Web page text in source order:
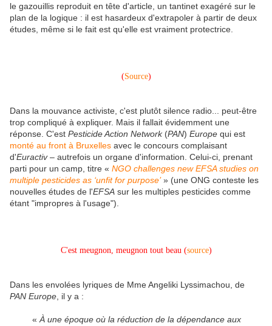
le gazouillis reproduit en tête d'article, un tantinet exagéré sur le
plan de la logique : il est hasardeux d'extrapoler à partir de deux
études, même si le fait est qu'elle est vraiment protectrice.
(Source)
Dans la mouvance activiste, c'est plutôt silence radio... peut-être
trop compliqué à expliquer. Mais il fallait évidemment une
réponse. C'est Pesticide Action Network (PAN) Europe qui est
monté au front à Bruxelles avec le concours complaisant
d'Euractiv– autrefois un organe d'information. Celui-ci, prenant
parti pour un camp, titre « NGO challenges new EFSA studies on
multiple pesticides as ‘unfit for purpose’» (une ONG conteste les
nouvelles études de l'EFSA sur les multiples pesticides comme
étant "impropres à l'usage").
C'est meugnon, meugnon tout beau (source)
Dans les envolées lyriques de Mme Angeliki Lyssimachou, de
PAN Europe , il y a :
«À une époque où la réduction de la dépendance aux